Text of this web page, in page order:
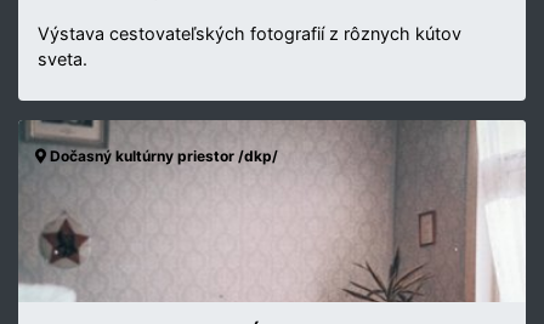
Výstava cestovateľských fotografií z rôznych kútov
sveta.
Dočasný kultúrny priestor /dkp/